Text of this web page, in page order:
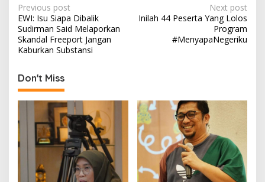
P
o
s
n
a
i
g
Previous post
EWI: Isu Siapa Dibalik
Sudirman Said Melaporkan
Skandal Freeport Jangan
Kaburkan Substansi
Next post
Inilah 44 Peserta Yang Lolos
Program
#MenyapaNegeriku
Don't Miss